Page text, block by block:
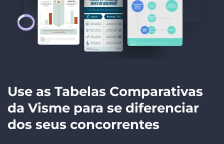
Use as Tabelas Comparativas
da Visme para se diferenciar
dos seus concorrentes